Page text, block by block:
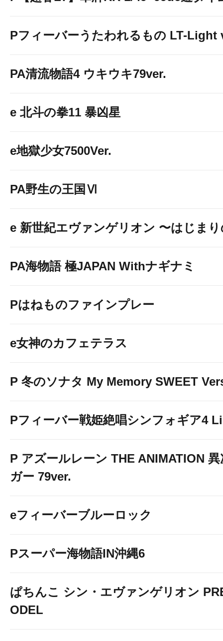
１Fエレベーターホール
抽選開始 9:30
オンライン抽選となりま
詳細は以下をご確認くだ
Pフィーバーうたわれるもの LT-Light
PA清流物語4 ウキウキ79ver.
e 北斗の拳11 暴凶星
e地獄少女7500Ver.
PA野生の王国Ⅵ
e 新世紀エヴァンゲリオン 〜はじま
PA海物語 極JAPAN Withナギナミ
Pはねものファインプレー
e女神のカフェテラス
P 冬のソナタ My Memory SWEET
Pフィーバー戦姫絶唱シンフォギア4
P アズールレーン THE ANIMATION
ガー 79ver.
eフィーバーブルーロック
Pスーパー海物語IN沖縄6
ぱちんこ シン・エヴァンゲリオン
ODEL